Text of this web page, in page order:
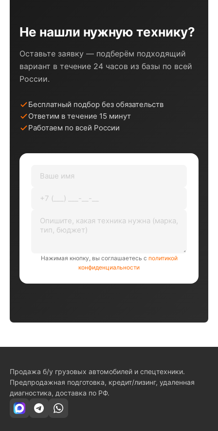
Не нашли нужную технику?
Оставьте заявку — подберём подходящий
вариант в течение 24 часов из базы по всей
России.
Бесплатный подбор без обязательств
Ответим в течение 15 минут
Работаем по всей России
Нажимая кнопку, вы соглашаетесь с политикой
конфиденциальности
Продажа б/у грузовых автомобилей и спецтехники.
Предпродажная подготовка, кредит/лизинг, удаленная
диагностика, доставка по РФ.